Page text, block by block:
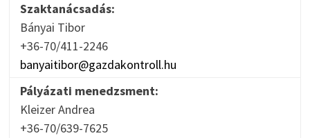
Szaktanácsadás:
Bányai Tibor
+36-70/411-2246
banyaitibor@gazdakontroll.hu
Pályázati menedzsment:
Kleizer Andrea
+36-70/639-7625